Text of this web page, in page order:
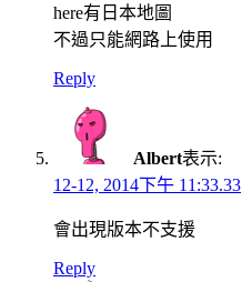
here有日本地圖
不過只能網路上使用
Reply
Albert表示:
12-12, 2014下午 11:33.33
會出現版本不支援
Reply